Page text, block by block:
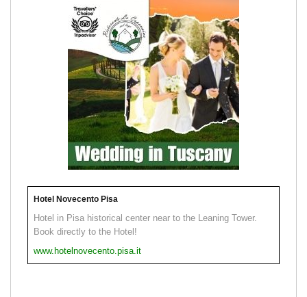
Hotel Novecento Pisa
Hotel in Pisa historical center near to the Leaning Tower.
Book directly to the Hotel!
www.hotelnovecento.pisa.it